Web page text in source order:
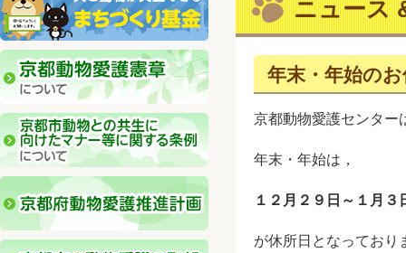
ニュース
年末・年始の
京都動物愛護センター
年末・年始は，
１２月２９日～１月３
が休所日となっており